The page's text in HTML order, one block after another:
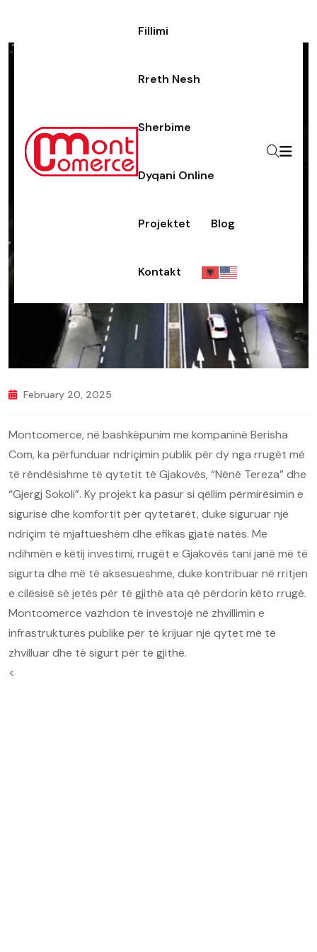
Fillimi
Rreth Nesh
Sherbime
Dyqani Online
Projektet Blog
Kontakt
February 20, 2025
Montcomerce, në bashkëpunim me kompaninë Berisha
Com, ka përfunduar ndriçimin publik për dy nga rrugët më
të rëndësishme të qytetit të Gjakovës, “Nënë Tereza” dhe
“Gjergj Sokoli”. Ky projekt ka pasur si qëllim përmirësimin e
sigurisë dhe komfortit për qytetarët, duke siguruar një
ndriçim të mjaftueshëm dhe efikas gjatë natës. Me
ndihmën e këtij investimi, rrugët e Gjakovës tani janë më të
sigurta dhe më të aksesueshme, duke kontribuar në rritjen
e cilësisë së jetës për të gjithë ata që përdorin këto rrugë.
Montcomerce vazhdon të investojë në zhvillimin e
infrastrukturës publike për të krijuar një qytet më të
zhvilluar dhe të sigurt për të gjithë.
<